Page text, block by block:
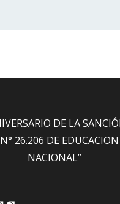
DE LA
26.206 DE
NACIONAL”